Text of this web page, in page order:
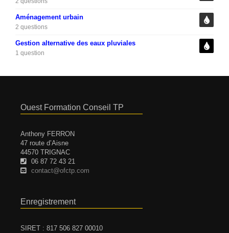
Aménagement urbain
2 questions
Gestion alternative des eaux pluviales
1 question
Ouest Formation Conseil TP
Anthony FERRON
47 route d’Aisne
44570 TRIGNAC
06 87 72 43 21
contact@ofctp.com
Enregistrement
SIRET : 817 506 827 00010